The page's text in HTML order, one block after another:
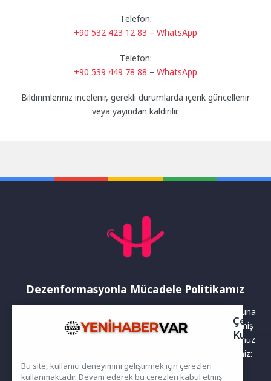
Telefon:
+90 532 423 12 83 – WhatsApp
Telefon:
+90 539 449 78 88 – WhatsApp
Bildirimleriniz incelenir, gerekli durumlarda içerik güncellenir
veya yayından kaldırılır.
Dezenformasyonla Mücadele Politikamız
Yayınlanan haberler doğruluk ilkesi gözetilerek hazırlanır. Buna
rağmen bazı içeriklerde eksik, hatalı veya güncelliğini yitirmiş
bilgiler bulunabilir.Yanlış veya yanıltıcı olduğunu düşündüğünüz
haberleri aşağıdaki iletişim kanallarından bize bildirebilirsiniz:
Çerez
Bu site, kullanıcı deneyimini geliştirmek için çerezleri
kullanmaktadır. Devam ederek bu çerezleri kabul etmiş